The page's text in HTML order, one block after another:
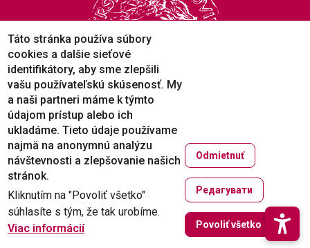
Copyright © 2005-2026
University of Prešov in Prešov
ActivIT
Táto stránka používa súbory
cookies a dalšie sieťové
identifikátory, aby sme zlepšili
vašu používateľskú skúsenosť. My
a naši partneri máme k týmto
údajom prístup alebo ich
ukladáme. Tieto údaje používame
najmä na anonymnú analýzu
návštevnosti a zlepšovanie našich
stránok.
Kliknutím na "Povoliť všetko"
súhlasíte s tým, že tak urobíme.
Viac informácií
Odmietnuť
Редагувати
Povoliť všetko